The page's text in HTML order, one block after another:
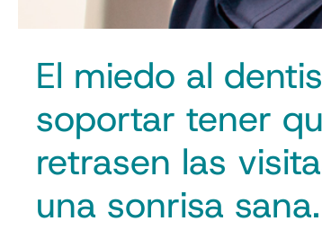
El miedo al
soportar tener
retrasen las
una sonrisa sana.